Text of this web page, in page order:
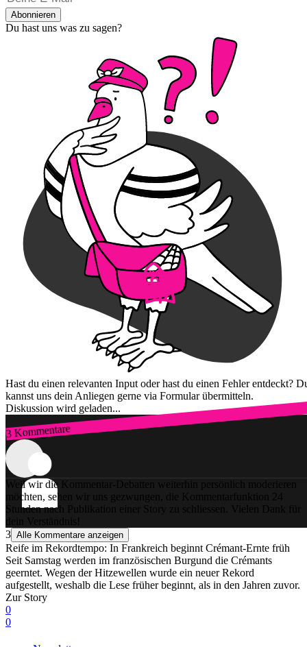
Abonnieren
Du hast uns was zu sagen?
Hast du einen relevanten Input oder hast du einen Fehler entdeckt?
kannst uns dein Anliegen gerne via Formular übermitteln.
Diskussion wird geladen...
3 Kommentare
Zum Login
Weil wir die Kommentar-Debatten weiterhin persönlich moderieren
möchten, sehen wir uns gezwungen, die Kommentarfunktion 24
Stunden nach Publikation einer Story zu schliessen. Vielen Dank für
dein Verständnis!
3 Alle Kommentare anzeigen
Reife im Rekordtempo: In Frankreich beginnt Crémant-Ernte früh
Seit Samstag werden im französischen Burgund die Crémants
geerntet. Wegen der Hitzewellen wurde ein neuer Rekord
aufgestellt, weshalb die Lese früher beginnt, als in den Jahren zuvor.
Zur Story
0
0